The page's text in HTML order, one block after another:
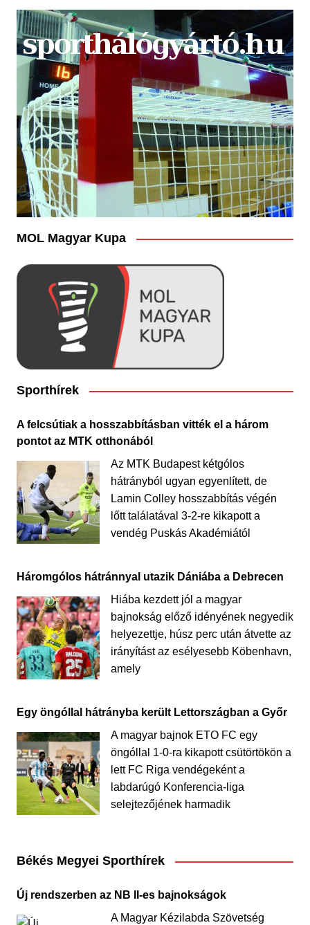
MOL Magyar Kupa
Sporthírek
A felcsútiak a hosszabbításban vitték el a három
pontot az MTK otthonából
Az MTK Budapest kétgólos
hátrányból ugyan egyenlített, de
Lamin Colley hosszabbítás végén
lőtt találatával 3-2-re kikapott a
vendég Puskás Akadémiától
Háromgólos hátránnyal utazik Dániába a Debrecen
Hiába kezdett jól a magyar
bajnokság előző idényének negyedik
helyezettje, húsz perc után átvette az
irányítást az esélyesebb Köbenhavn,
amely
Egy öngóllal hátrányba került Lettországban a Győr
A magyar bajnok ETO FC egy
öngóllal 1-0-ra kikapott csütörtökön a
lett FC Riga vendégeként a
labdarúgó Konferencia-liga
selejtezőjének harmadik
Békés Megyei Sporthírek
Új rendszerben az NB II-es bajnokságok
A Magyar Kézilabda Szövetség